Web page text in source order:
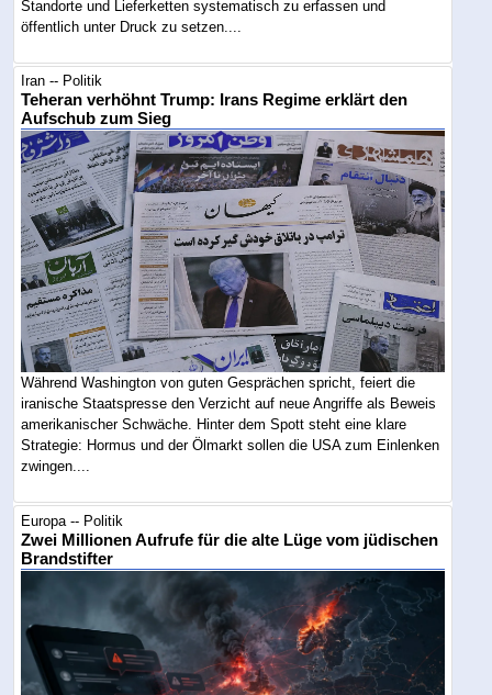
Standorte und Lieferketten systematisch zu erfassen und
öffentlich unter Druck zu setzen....
Iran -- Politik
Teheran verhöhnt Trump: Irans Regime erklärt den
Aufschub zum Sieg
Während Washington von guten Gesprächen spricht, feiert die
iranische Staatspresse den Verzicht auf neue Angriffe als Beweis
amerikanischer Schwäche. Hinter dem Spott steht eine klare
Strategie: Hormus und der Ölmarkt sollen die USA zum Einlenken
zwingen....
Europa -- Politik
Zwei Millionen Aufrufe für die alte Lüge vom jüdischen
Brandstifter